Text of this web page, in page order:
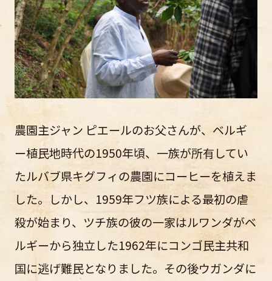
農園主ジャン ピエールのお父さんが、ベルギ
ー植民地時代の1950年頃、一族が所有してい
たルバブ県キグフィの農園にコーヒーを植えま
した。しかし、1959年フツ族による最初の虐
殺が始まり、ツチ族の彼の一家はルワンダがベ
ルギーから独立した1962年にコンゴ民主共和
国に逃げ難民となりました。その後ウガンダに